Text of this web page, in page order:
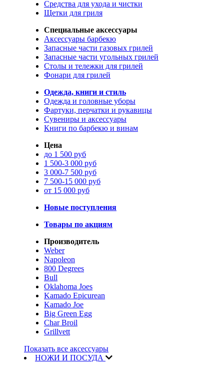
Средства для ухода и чистки
Щетки для гриля
Специальные аксессуары
Аксессуары барбекю
Запасные части газовых грилей
Запасные части угольных грилей
Столы и тележки для грилей
Фонари для грилей
Одежда, книги и стиль
Одежда и головные уборы
Фартуки, перчатки и рукавицы
Сувениры и аксессуары
Книги по барбекю и винам
Цена
до 1 500 руб
1 500-3 000 руб
3 000-7 500 руб
7 500-15 000 руб
от 15 000 руб
Новые поступления
Товары по акциям
Производитель
Weber
Napoleon
800 Degrees
Bull
Oklahoma Joes
Kamado Epicurean
Kamado Joe
Big Green Egg
Char Broil
Grillvett
Показать все аксессуары
НОЖИ И ПОСУДА